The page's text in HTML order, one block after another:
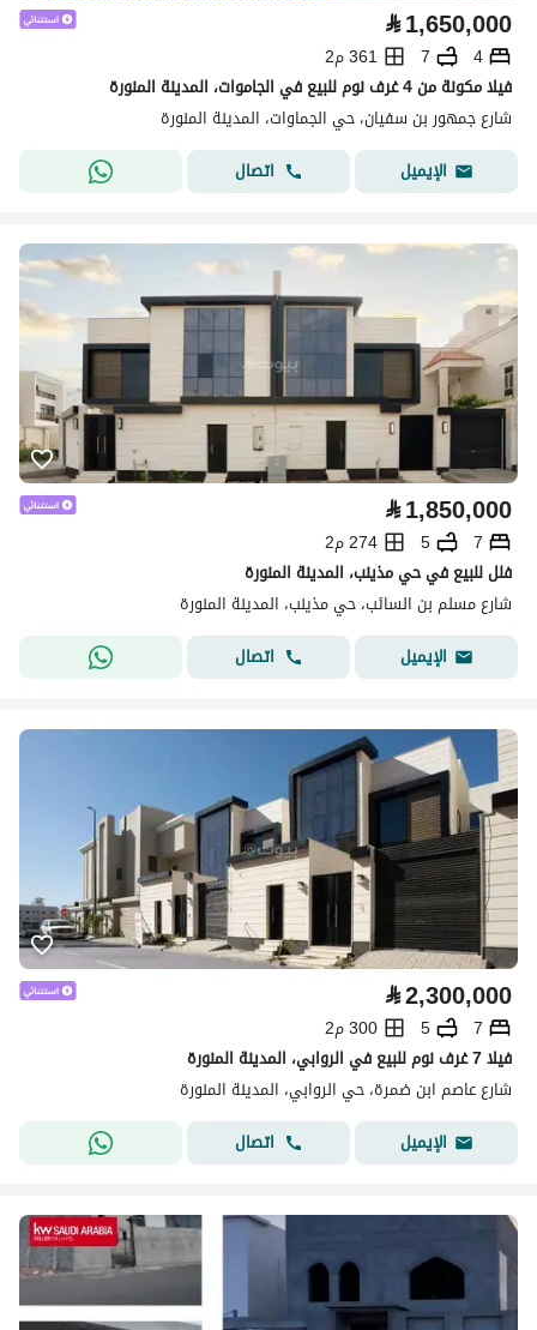
⃁1,650,000
4
7
361 م2
فيلا مكونة من 4 غرف نوم للبيع في الجاموات، المدينة المنورة
شارع جمهور بن سفيان، حي الجماوات، المدينة المنورة
الإيميل
اتصال
⃁1,850,000
7
5
274 م2
فلل للبيع في حي مذينب، المدينة المنورة
شارع مسلم بن السائب، حي مذينب، المدينة المنورة
الإيميل
اتصال
⃁2,300,000
7
5
300 م2
فيلا 7 غرف نوم للبيع في الروابي، المدينة المنورة
شارع عاصم ابن ضمرة، حي الروابي، المدينة المنورة
الإيميل
اتصال